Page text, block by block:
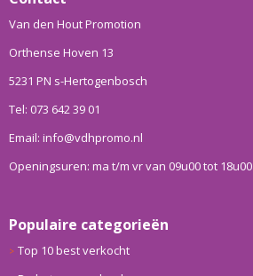
Van den Hout Promotion
Orthense Hoven 13
5231 PN s-Hertogenbosch
Tel: 073 642 39 01
Email: info@vdhpromo.nl
Openingsuren: ma t/m vr van 09u00 tot 18u00
Populaire categorieën
Top 10 best verkocht